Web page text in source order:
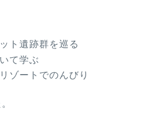
ト遺跡群を巡る
て学ぶ
ゾートでのんびり